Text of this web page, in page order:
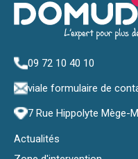
09 72 10 40 10
viale formulaire de
7 Rue Hippolyte Mège-
Actualités